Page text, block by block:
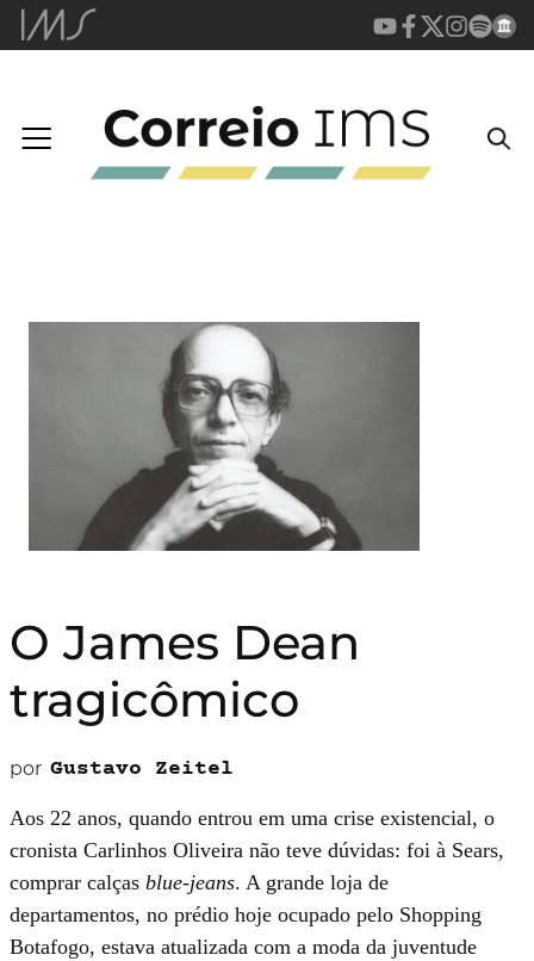
O James Dean
tragicômico
por Gustavo Zeitel
Aos 22 anos, quando entrou em uma crise existencial, o
cronista Carlinhos Oliveira não teve dúvidas: foi à Sears,
comprar calças blue-jeans. A grande loja de
departamentos, no prédio hoje ocupado pelo Shopping
Botafogo, estava atualizada com a moda da juventude